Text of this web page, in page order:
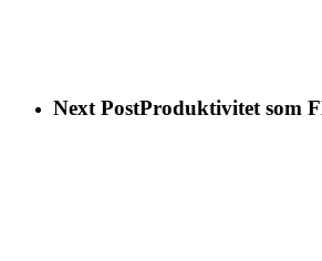
Next PostProduktivitet som